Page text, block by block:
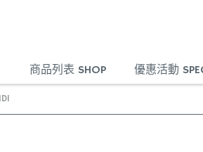
商品列表 SHOP 優惠活動
IDI